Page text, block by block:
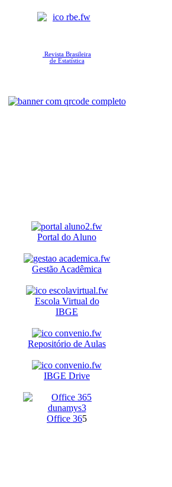
Revista Brasileira
de Estatística
Portal do Aluno
Gestão Acadêmica
Escola Virtual do
IBGE
Repositório de Aulas
IBGE Drive
Office 365